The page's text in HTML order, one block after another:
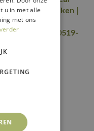
met kniezakken |
| 18
| 10519-
u in met alle
met ons